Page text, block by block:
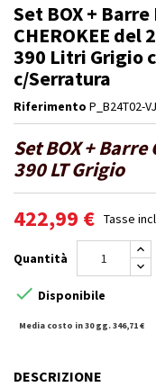
Set BOX +
CHEROKEE del
390 Litri Grigio
c/Serratura
Riferimento P_B24T02-
Set BOX + Barre
390 LT Grigio
422,99 € Tasse
Quantità
 Disponibile
Media costo in 30 gg. 346,71 €
DESCRIZIONE